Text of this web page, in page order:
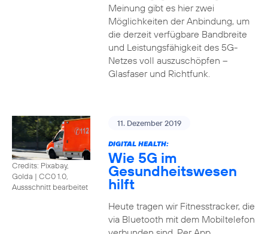
Meinung gibt es hier zwei
Möglichkeiten der Anbindung, um
die derzeit verfügbare Bandbreite
und Leistungsfähigkeit des 5G-
Netzes voll auszuschöpfen –
Glasfaser und Richtfunk.
Credits: Pixabay,
Golda | CC0 1.0,
Aussschnitt bearbeitet
11. Dezember 2019
DIGITAL HEALTH:
Wie 5G im
Gesundheitswesen
hilft
Heute tragen wir Fitnesstracker, die
via Bluetooth mit dem Mobiltelefon